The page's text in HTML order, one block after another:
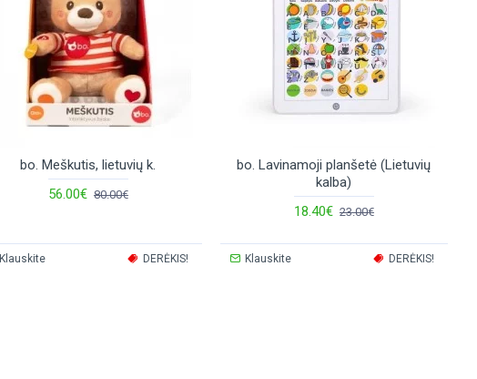
bo. Meškutis, lietuvių k.
56.00€ 80.00€
Klauskite DERĖKIS!
bo. Lavinamoji planšetė (Lietuvių
kalba)
18.40€ 23.00€
Klauskite DERĖKIS!